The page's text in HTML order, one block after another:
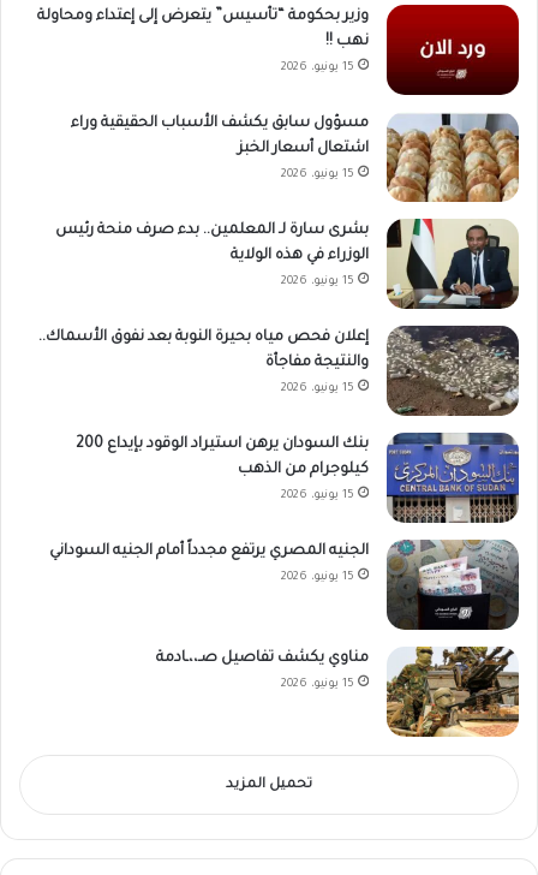
وزير بحكومة “تأسيس” يتعرض إلى إعتداء ومحاولة
نهب !!
15 يونيو، 2026
مسؤول سابق يكشف الأسباب الحقيقية وراء
اشتعال أسعار الخبز
15 يونيو، 2026
بشرى سارة لـ المعلمين.. بدء صرف منحة رئيس
الوزراء في هذه الولاية
15 يونيو، 2026
إعلان فحص مياه بحيرة النوبة بعد نفوق الأسماك..
والنتيجة مفاجأة
15 يونيو، 2026
بنك السودان يرهن استيراد الوقود بإيداع 200
كيلوجرام من الذهب
15 يونيو، 2026
الجنيه المصري يرتفع مجدداً أمام الجنيه السوداني
15 يونيو، 2026
مناوي يكشف تفاصيل صـ،،ـادمة
15 يونيو، 2026
تحميل المزيد